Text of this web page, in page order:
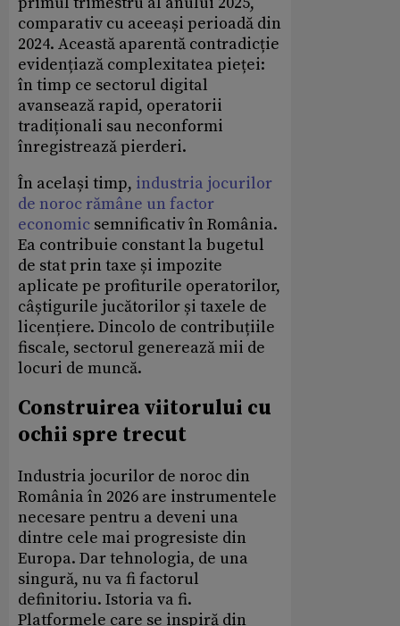
comparativ cu aceeași perioadă din
2024. Această aparentă contradicție
evidențiază complexitatea pieței:
în timp ce sectorul digital
avansează rapid, operatorii
tradiționali sau neconformi
înregistrează pierderi.
În același timp, industria jocurilor
de noroc rămâne un factor
economic semnificativ în România.
Ea contribuie constant la bugetul
de stat prin taxe și impozite
aplicate pe profiturile operatorilor,
câștigurile jucătorilor și taxele de
licențiere. Dincolo de contribuțiile
fiscale, sectorul generează mii de
locuri de muncă.
Construirea viitorului cu
ochii spre trecut
Industria jocurilor de noroc din
România în 2026 are instrumentele
necesare pentru a deveni una
dintre cele mai progresiste din
Europa. Dar tehnologia, de una
singură, nu va fi factorul
definitoriu. Istoria va fi.
Platformele care se inspiră din